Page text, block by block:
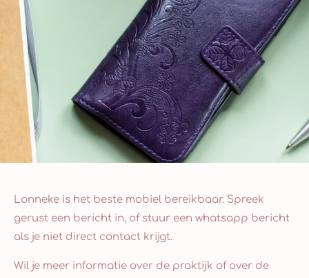
Lonneke is het beste mobiel bereikbaar. Spreek
gerust een bericht in, of stuur een whatsapp bericht
als je niet direct contact krijgt.
Wil je meer informatie over de praktijk of over de